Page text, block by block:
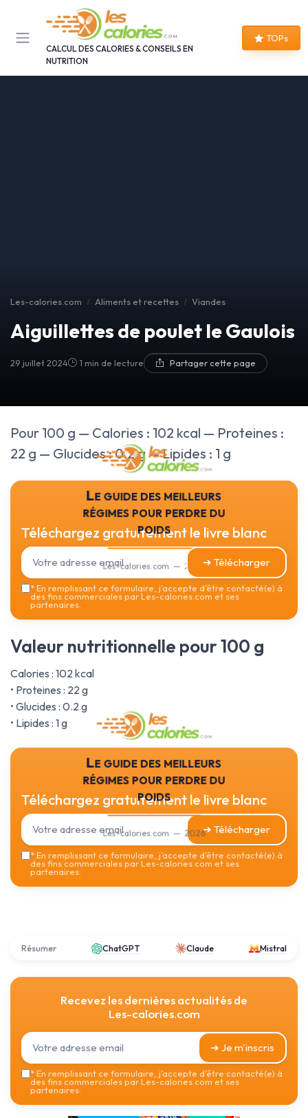
CALCUL DES CALORIES & CONSEILS EN
NUTRITION
TOPs
Les-calories.com Aliments et recettes Viandes
Aiguillettes de poulet le Gaulois
29 juillet 2024 1 min de lecture Partager cette page
Pour 100 g — Calories : 102 kcal — Proteines :
22 g — Glucides : 0.2 g — Lipides : 1 g
Le guide des meilleurs
régimes pour perdre du
poids
Les-calories.com — 2026
Téléchargez gratuitement le livre blanc
➔ Télécharger
*En remplissant ce formulaire, j’accepte d’être contacté(e) à
des fins commerciales par Les-calories.com et ses
partenaires.
Valeur nutritionnelle pour 100 g
Calories : 102 kcal
• Proteines : 22 g
• Glucides : 0.2 g
• Lipides : 1 g
Le guide des meilleurs
régimes pour perdre du
poids
Les-calories.com — 2026
Téléchargez gratuitement le livre blanc
➔ Télécharger
*En remplissant ce formulaire, j’accepte d’être contacté(e) à
des fins commerciales par Les-calories.com et ses
partenaires.
Résumer ChatGPT Claude Mistral
Recevez les dernières actualités de
Les-calories.com
➔ Je m'inscris
*En remplissant ce formulaire, j’accepte d’être contacté(e) à
des fins commerciales par Les-calories.com et ses
partenaires.
Panneau de gestion des cookies